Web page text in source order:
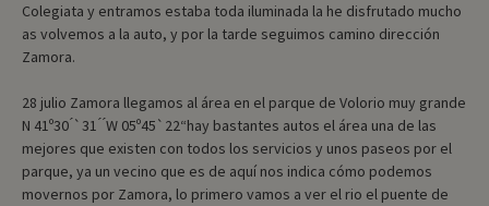
Colegiata y entramos estaba toda iluminada la he disfrutado mucho
as volvemos a la auto, y por la tarde seguimos camino dirección
Zamora.
28 julio Zamora llegamos al área en el parque de Volorio muy grande
N 41º30 ́`31 ́ ́W 05º45`22“hay bastantes autos el área una de las
mejores que existen con todos los servicios y unos paseos por el
parque, ya un vecino que es de aquí nos indica cómo podemos
movernos por Zamora, lo primero vamos a ver el rio el puente de